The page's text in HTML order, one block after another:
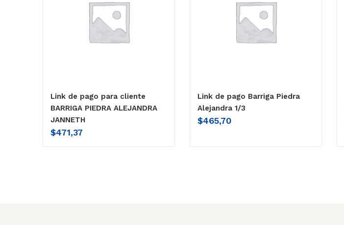
Link de pago para cliente
BARRIGA PIEDRA ALEJANDRA
JANNETH
$471,37
Link de pago Barriga Piedra
Alejandra 1/3
$465,70